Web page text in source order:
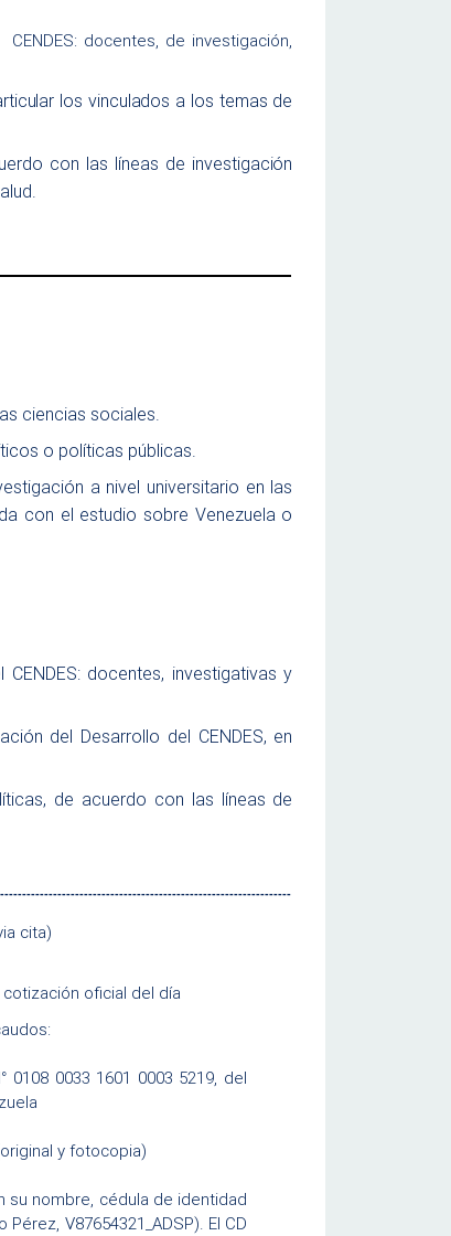
docentes, de investigación,
los vinculados a los temas de
con las líneas de investigación
ciencias sociales.
o políticas públicas.
a nivel universitario en las
con el estudio sobre Venezuela o
docentes, investigativas y
del Desarrollo del CENDES, en
de acuerdo con las líneas de
cita)
oficial del día
0033 1601 0003 5219, del
y fotocopia)
su nombre, cédula de identidad
V87654321_ADSP). El CD